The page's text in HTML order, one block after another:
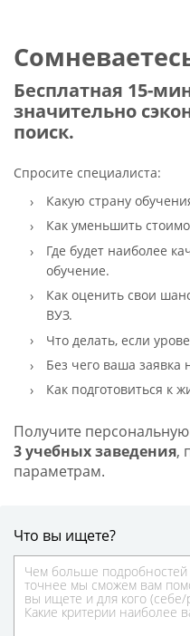
Бесплатная 15-
значительно
поиск.
Спросите специалиста:
Какую страну
Как уменьшить
Где будет наиболее
обучение.
Как оценить свои
ВУЗ.
Что делать, если
Без чего ваша заявка
Как подготовиться к
Получите
3 учебных заведения,
параметрам.
Что вы ищете?